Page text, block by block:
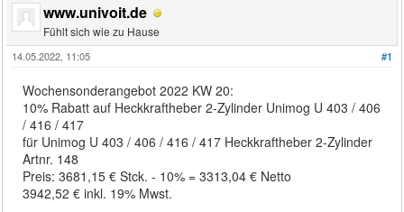
www.univoit.de
Fühlt sich wie zu Hause
#1
14.05.2022, 11:05
Wochensonderangebot 2022 KW 20:
10% Rabatt auf Heckkraftheber 2-Zylinder Unimog U 403 / 406
/ 416 / 417
für Unimog U 403 / 406 / 416 / 417 Heckkraftheber 2-Zylinder
Artnr. 148
Preis: 3681,15 € Stck. - 10% = 3313,04 € Netto
3942,52 € inkl. 19% Mwst.